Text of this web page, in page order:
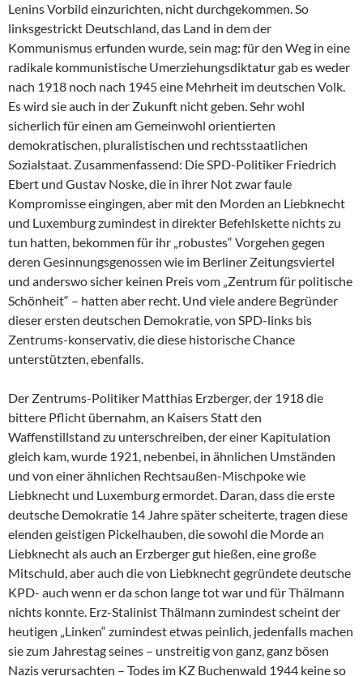
Lenins Vorbild einzurichten, nicht durchgekommen. So
linksgestrickt Deutschland, das Land in dem der
Kommunismus erfunden wurde, sein mag: für den Weg in eine
radikale kommunistische Umerziehungsdiktatur gab es weder
nach 1918 noch nach 1945 eine Mehrheit im deutschen Volk.
Es wird sie auch in der Zukunft nicht geben. Sehr wohl
sicherlich für einen am Gemeinwohl orientierten
demokratischen, pluralistischen und rechtsstaatlichen
Sozialstaat. Zusammenfassend: Die SPD-Politiker Friedrich
Ebert und Gustav Noske, die in ihrer Not zwar faule
Kompromisse eingingen, aber mit den Morden an Liebknecht
und Luxemburg zumindest in direkter Befehlskette nichts zu
tun hatten, bekommen für ihr „robustes“ Vorgehen gegen
deren Gesinnungsgenossen wie im Berliner Zeitungsviertel
und anderswo sicher keinen Preis vom „Zentrum für politische
Schönheit“ – hatten aber recht. Und viele andere Begründer
dieser ersten deutschen Demokratie, von SPD-links bis
Zentrums-konservativ, die diese historische Chance
unterstützten, ebenfalls.
Der Zentrums-Politiker Matthias Erzberger, der 1918 die
bittere Pflicht übernahm, an Kaisers Statt den
Waffenstillstand zu unterschreiben, der einer Kapitulation
gleich kam, wurde 1921, nebenbei, in ähnlichen Umständen
und von einer ähnlichen Rechtsaußen-Mischpoke wie
Liebknecht und Luxemburg ermordet. Daran, dass die erste
deutsche Demokratie 14 Jahre später scheiterte, tragen diese
elenden geistigen Pickelhauben, die sowohl die Morde an
Liebknecht als auch an Erzberger gut hießen, eine große
Mitschuld, aber auch die von Liebknecht gegründete deutsche
KPD- auch wenn er da schon lange tot war und für Thälmann
nichts konnte. Erz-Stalinist Thälmann zumindest scheint der
heutigen „Linken“ zumindest etwas peinlich, jedenfalls machen
sie zum Jahrestag seines – unstreitig von ganz, ganz bösen
Nazis verursachten – Todes im KZ Buchenwald 1944 keine so